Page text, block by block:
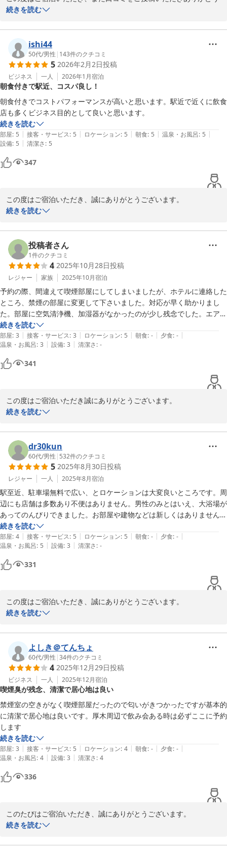
ございます。
「問題なく良い部屋でした」とのお言葉をいただき、大変嬉しく思
います。快適にお過ごしいただけたようで、スタッフ一同安心いた
しました。
これからも皆さまに気持ちよくご滞在いただけるよう、清潔で快適
なお部屋づくりとサービスの向上に努めてまいります。またのお越
ホテルセレクトイン伊勢原
2026-07-20
続きを読む
ishi44
50代/男性 | 143件のクチコミ
5 2026年2月2日投稿
ビジネス 一人 2026年1月宿泊
朝食付きで駅近、コスパ良し！
朝食付きでコストパフォーマンスが高いと思います。駅近で近くに飲食
店も多くビジネス目的として良いと思います。
続きを読む
部屋: 5 | 接客・サービス: 5 | ロケーション: 5 | 朝食: 5 | 温泉・お風呂: 5 |
設備: 5 | 清潔さ: 5
347
この度はご宿泊いただき、誠にありがとうございます。
朝食やコストパフォーマンス、立地面につきましてご満足いただけ
駅からのアクセスや周辺の飲食店の多さは、ビジネスでご利用のお
客様にもご好評をいただいております。
今後も快適にお過ごしいただけるよう、サービス向上に努めてまい
ります。
またのご利用を心よりお待ちしております。
ホテルセレクトイン伊勢原
2026-02-09
続きを読む
投稿者さん
1件のクチコミ
4 2025年10月28日投稿
レジャー 家族 2025年10月宿泊
予約の際、間違えて喫煙部屋にしてしまいましたが、ホテルに連絡した
ところ、禁煙の部屋に変更して下さいました。対応が早く助かりまし
た。部屋に空気清浄機、加湿器がなかったのが少し残念でした。エアコ
ンを使うと空気が乾燥するので…
続きを読む
部屋: 3 | 接客・サービス: 3 | ロケーション: 5 | 朝食: - | 夕食: - |
温泉・お風呂: 3 | 設備: 3 | 清潔さ: -
341
この度はご宿泊いただき誠にありがとうございます。
ご予約時のご希望変更につきまして、スムーズにご対応でき安心い
また、空気清浄機や加湿器のご不便につきまして、貴重なご意見を
いただきありがとうございます。快適にお過ごしいただける環境づ
くりの参考とさせていただきます。
今後ともより快適にお過ごしいただけるよう努めてまいりますの
で、またのご利用を心よりお待ちしております。
ホテルセレクトイン伊勢原
2025-11-20
続きを読む
dr30kun
60代/男性 | 532件のクチコミ
5 2025年8月30日投稿
レジャー 一人 2025年8月宿泊
駅至近、駐車場無料で広い、とロケーションは大変良いところです。周
辺にも店舗は多数あり不便はありません。男性のみとはいえ、大浴場が
あってのんびりできました。お部屋や建物などは新しくはありません
が、きれいにされており、不快感はありません。セレクトインさんには
他の場所でもお世話になっておりますが、どこも同じ感じですね。コス
パは良いと思います。
続きを読む
部屋: 4 | 接客・サービス: 5 | ロケーション: 5 | 朝食: - | 夕食: - |
温泉・お風呂: 5 | 設備: 3 | 清潔さ: -
331
この度はご宿泊いただき、誠にありがとうございます。
駅近で便利な立地や、大浴場、清潔なお部屋についてお褒めのお言
また、当ホテルのコストパフォーマンスや他店舗でのご利用にもご
満足いただけているとのお言葉、スタッフ一同励みになります。
今後も快適にお過ごしいただけるよう努めてまいります。またのご
利用を心よりお待ちしております。
ホテルセレクトイン伊勢原
2025-11-13
続きを読む
よしき＠てんちょ
60代/男性 |34件のクチコミ
4 2025年12月29日投稿
ビジネス 一人 2025年12月宿泊
喫煙臭が残念、清潔で居心地は良い
禁煙室の空きがなく喫煙部屋だったので匂いがきつかったですが基本的
に清潔で居心地は良いです。厚木周辺で飲み会ある時は必ずここに予約
します
続きを読む
部屋: 3 | 接客・サービス: 5 | ロケーション: 4 | 朝食: - | 夕食: - |
温泉・お風呂: 4 | 設備: 3 | 清潔さ: 4
336
このたびはご宿泊いただき、誠にありがとうございます。
また、いつも当館をご利用いただき、重ねて御礼申し上げます。
喫煙室の臭いにつきまして、ご不快な思いをおかけし申し訳ござい
続きを読む